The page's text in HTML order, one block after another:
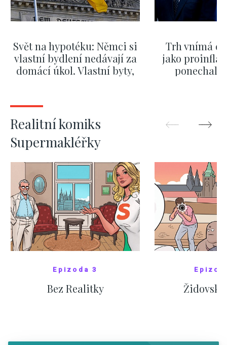
Svět na hypotéku: Němci si
vlastní bydlení nedávají za
domácí úkol. Vlastní byty,
Trh vnímá
jako
ponechali
Realitní komiks
Supermakléřky
Epizoda 3
Bez Realitky